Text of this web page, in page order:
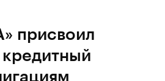
присвоил